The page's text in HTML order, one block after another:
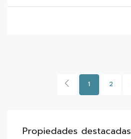
1 2
Propiedades destacadas